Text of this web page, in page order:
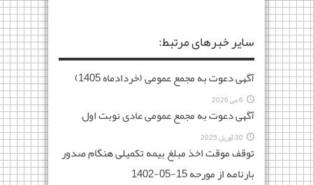
سایر خبرهای مرتبط:
آگهی دعوت به مجمع عمومی (خردادماه 1405)
6 می 2026
آگهی دعوت به مجمع عمومی عادی نوبت اول
30 آوریل 2025
توقف موقت اخذ مبلغ بیمه تکمیلی هنگام صدور
بارنامه از مورحه 15-05-1402